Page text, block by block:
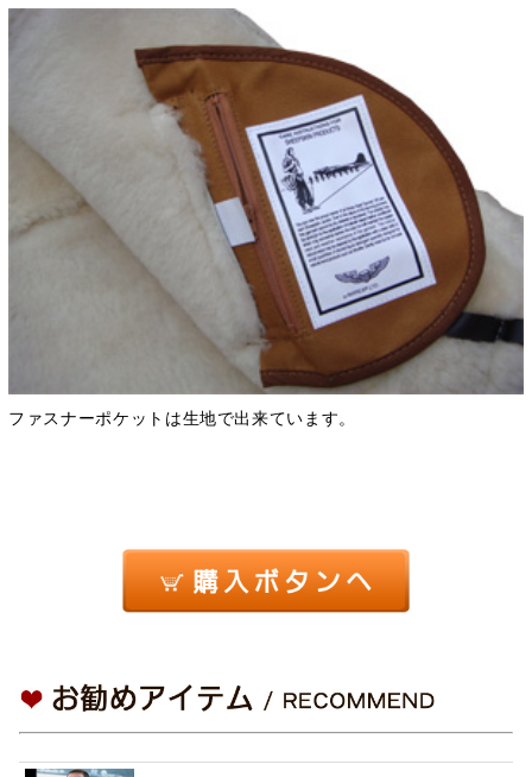
ファスナーポケットは生地で出来ています。